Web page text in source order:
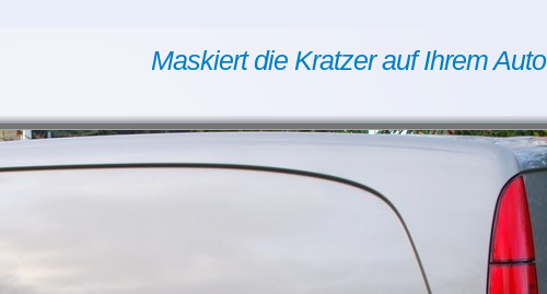
Maskiert die Kratzer auf Ihrem Auto